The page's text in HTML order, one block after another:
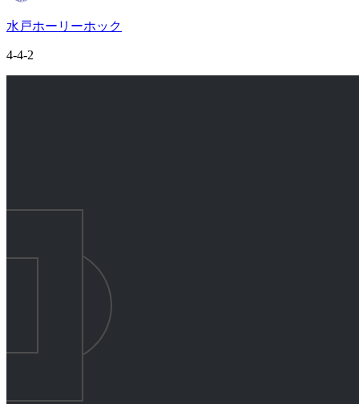
水戸ホーリーホック
4-4-2